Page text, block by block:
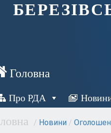
Про РДА
/ Новини /